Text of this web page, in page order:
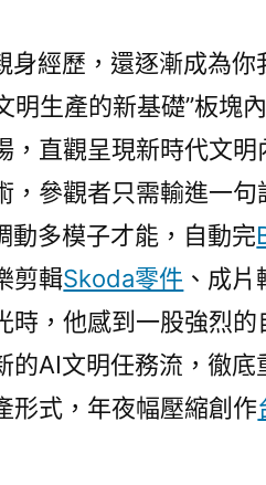
身經歷，還逐漸成為你
生產的新基礎”板塊
，直觀呈現新時代文明
，參觀者只需輸進一句
動多模子才能，自動完
剪輯Skoda零件 、成
時，他感到一股強烈的
的AI文明任務流，徹底
形式，年夜幅壓縮創作